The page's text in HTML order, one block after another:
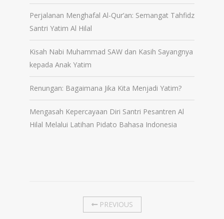
Perjalanan Menghafal Al-Qur’an: Semangat Tahfidz
Santri Yatim Al Hilal
Kisah Nabi Muhammad SAW dan Kasih Sayangnya
kepada Anak Yatim
Renungan: Bagaimana Jika Kita Menjadi Yatim?
Mengasah Kepercayaan Diri Santri Pesantren Al
Hilal Melalui Latihan Pidato Bahasa Indonesia
PREVIOUS